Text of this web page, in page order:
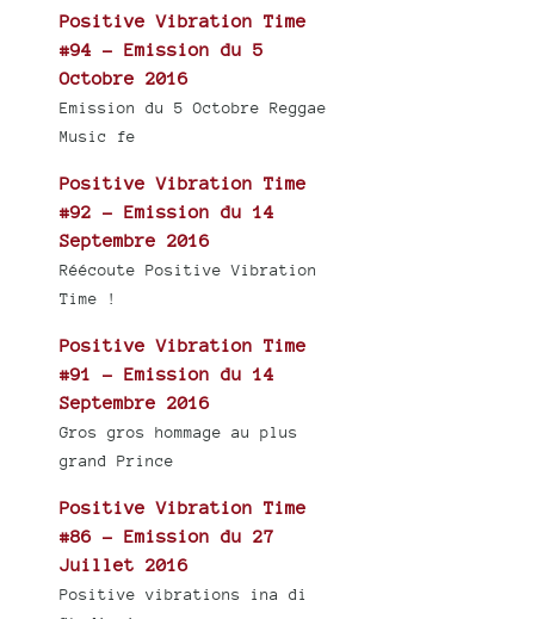
Positive Vibration Time
#94 - Emission du 5
Octobre 2016
Emission du 5 Octobre Reggae
Music fe
Positive Vibration Time
#92 - Emission du 14
Septembre 2016
Réécoute Positive Vibration
Time !
Positive Vibration Time
#91 - Emission du 14
Septembre 2016
Gros gros hommage au plus
grand Prince
Positive Vibration Time
#86 - Emission du 27
Juillet 2016
Positive vibrations ina di